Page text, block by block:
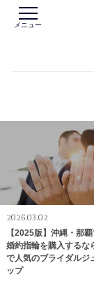
メニュー
2026.03.02
【2025版】沖縄・那
婚約指輪を購入するな
で人気のブライダルジ
ップ